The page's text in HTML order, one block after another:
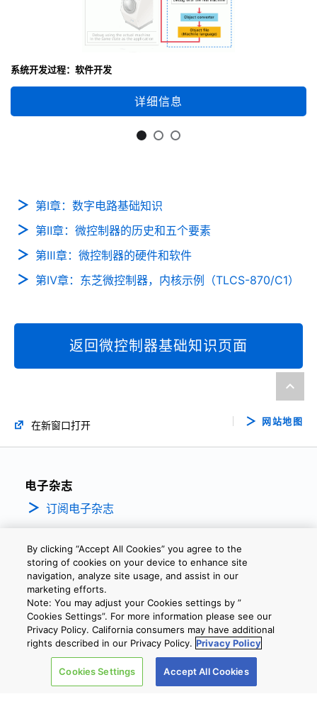
系统开发过程：软件开发
详细信息
第Ⅰ章：数字电路基础知识
第Ⅱ章：微控制器的历史和五个要素
第Ⅲ章：微控制器的硬件和软件
第Ⅳ章：东芝微控制器，内核示例（TLCS-870/C1）
返回微控制器基础知识页面
在新窗口打开 网站地图
电子杂志
订阅电子杂志
公司信息
SNS
By clicking “Accept All Cookies” you agree to the
storing of cookies on your device to enhance site
navigation, analyze site usage, and assist in our
marketing efforts.
Note: You may adjust your Cookies settings by ”
Cookies Settings”. For more information please see our
Privacy Policy. California consumers may have additional
rights described in our Privacy Policy. Privacy Policy
Cookies Settings Accept All Cookies